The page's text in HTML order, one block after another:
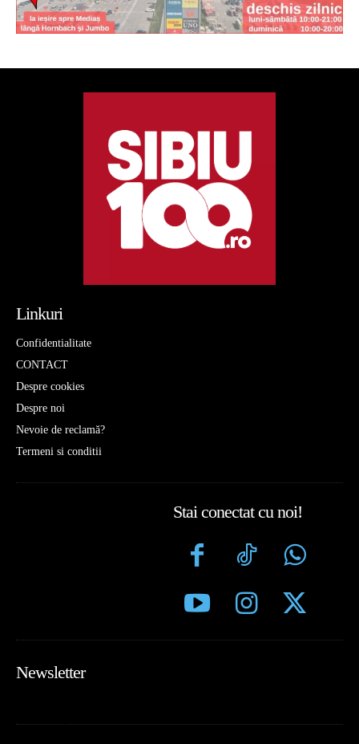
Linkuri
Confidentialitate
CONTACT
Despre cookies
Despre noi
Nevoie de reclamă?
Termeni si conditii
Stai conectat cu noi!
Newsletter